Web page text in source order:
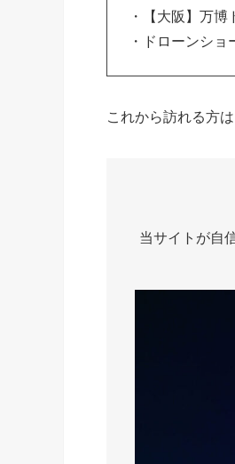
・【大阪】万
・ドローンシ
これから訪れる方
当サイトが自